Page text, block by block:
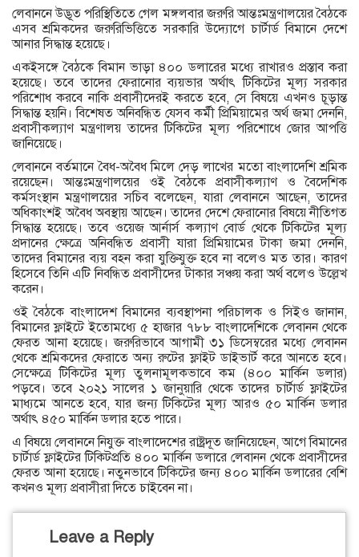
লেবাননে উদ্ভূত পরিস্থিতিতে গেল মঙ্গলবার জরুরি আন্তঃমন্ত্রণালয়ের বৈঠকে
এসব শ্রমিকদের জরুরিভিত্তিতে সরকারি উদ্যোগে চার্টার্ড বিমানে দেশে
আনার সিদ্ধান্ত হয়েছে।
একইসঙ্গে বৈঠকে বিমান ভাড়া ৪০০ ডলারের মধ্যে রাখারও প্রস্তাব করা
হয়েছে। তবে তাদের ফেরানোর ব্যয়ভার অর্থাৎ টিকিটের মূল্য সরকার
পরিশোধ করবে নাকি প্রবাসীদেরই করতে হবে, সে বিষয়ে এখনও চূড়ান্ত
সিদ্ধান্ত হয়নি। বিশেষত অনিবন্ধিত যেসব কর্মী প্রিমিয়ামের অর্থ জমা দেননি,
প্রবাসীকল্যাণ মন্ত্রণালয় তাদের টিকিটের মূল্য পরিশোধে জোর আপত্তি
জানিয়েছে।
লেবাননে বর্তমানে বৈধ-অবৈধ মিলে দেড় লাখের মতো বাংলাদেশি শ্রমিক
রয়েছেন। আন্তঃমন্ত্রণালয়ের ওই বৈঠকে প্রবাসীকল্যাণ ও বৈদেশিক
কর্মসংস্থান মন্ত্রণালয়ের সচিব বলেছেন, যারা লেবাননে আছেন, তাদের
অধিকাংশই অবৈধ অবস্থায় আছেন। তাদের দেশে ফেরানোর বিষয়ে নীতিগত
সিদ্ধান্ত হয়েছে। তবে ওয়েজ আর্নার্স কল্যাণ বোর্ড থেকে টিকিটের মূল্য
প্রদানের ক্ষেত্রে অনিবন্ধিত প্রবাসী যারা প্রিমিয়ামের টাকা জমা দেননি,
তাদের বিমানের ব্যয় বহন করা যুক্তিযুক্ত হবে না বলেও মত তার। কারণ
হিসেবে তিনি এটি নিবন্ধিত প্রবাসীদের টাকার সঞ্চয় করা অর্থ বলেও উল্লেখ
করেন।
ওই বৈঠকে বাংলাদেশ বিমানের ব্যবস্থাপনা পরিচালক ও সিইও জানান,
বিমানের ফ্লাইটে ইতোমধ্যে ৫ হাজার ৭৮৮ বাংলাদেশিকে লেবানন থেকে
ফেরত আনা হয়েছে। জরুরিভাবে আগামী ৩১ ডিসেম্বরের মধ্যে লেবানন
থেকে শ্রমিকদের ফেরাতে অন্য রুটের ফ্লাইট ডাইভার্ট করে আনতে হবে।
সেক্ষেত্রে টিকিটের মূল্য তুলনামূলকভাবে কম (৪০০ মার্কিন ডলার)
পড়বে। তবে ২০২১ সালের ১ জানুয়ারি থেকে তাদের চার্টার্ড ফ্লাইটের
মাধ্যমে আনতে হবে, যার জন্য টিকিটের মূল্য আরও ৫০ মার্কিন ডলার
অর্থাৎ ৪৫০ মার্কিন ডলার হতে পারে।
এ বিষয়ে লেবাননে নিযুক্ত বাংলাদেশের রাষ্ট্রদূত জানিয়েছেন, আগে বিমানের
চার্টার্ড ফ্লাইটের টিকিটপ্রতি ৪০০ মার্কিন ডলারে লেবানন থেকে প্রবাসীদের
ফেরত আনা হয়েছে। নতুনভাবে টিকিটের জন্য ৪০০ মার্কিন ডলারের বেশি
কখনও মূল্য প্রবাসীরা দিতে চাইবেন না।
Leave a Reply